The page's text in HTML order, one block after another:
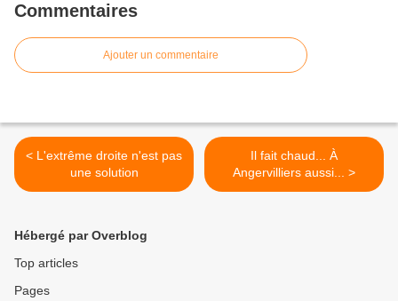
Commentaires
Ajouter un commentaire
< L'extrême droite n'est pas
une solution
Il fait chaud... À
Angervilliers aussi... >
Hébergé par Overblog
Top articles
Pages